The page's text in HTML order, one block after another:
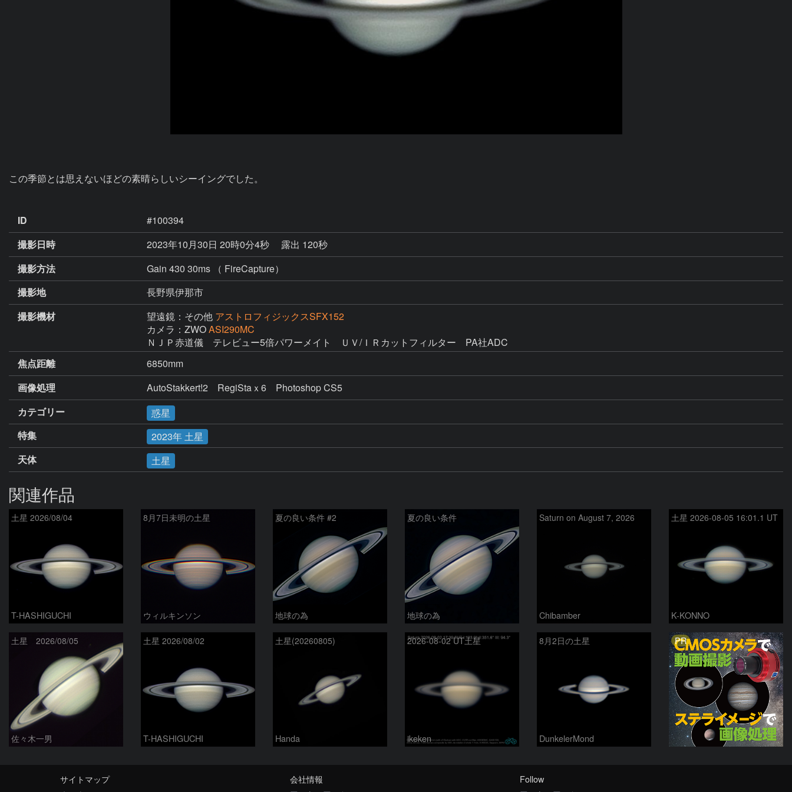
この季節とは思えないほどの素晴らしいシーイングでした。
ID
#100394
撮影日時
2023年10月30日 20時0分4秒
露出 120秒
撮影方法
Gain 430 30ms （ FireCapture）
撮影地
長野県伊那市
撮影機材
望遠鏡：その他 アストロフィジックスSFX152
カメラ：ZWOASI290MC
ＮＪＰ赤道儀　テレビュー5倍パワーメイト　ＵＶ/ＩＲカットフィルター　PA社ADC
焦点距離
6850mm
画像処理
AutoStakkert!2　RegiStaｘ6　Photoshop CS5
カテゴリー
惑星
特集
2023年 土星
天体
土星
関連作品
土星 2026/08/04
T-HASHIGUCHI
8月7日未明の土星
ウィルキンソン
夏の良い条件 #2
地球の為
夏の良い条件
地球の為
Saturn on August 7, 2026
Chibamber
土星 2026-08-05 16:01.1 UT
K-KONNO
土星 2026/08/05
佐々木一男
土星 2026/08/02
T-HASHIGUCHI
土星(20260805)
Handa
2026-08-02 UT土星
ikeken
8月2日の土星
DunkelerMond
PR
サイトマップ
会社情報
Follow